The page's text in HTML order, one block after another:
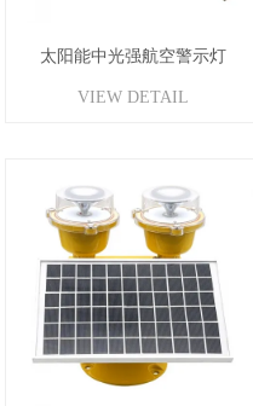
太阳能中光强航空警示灯
VIEW DETAIL